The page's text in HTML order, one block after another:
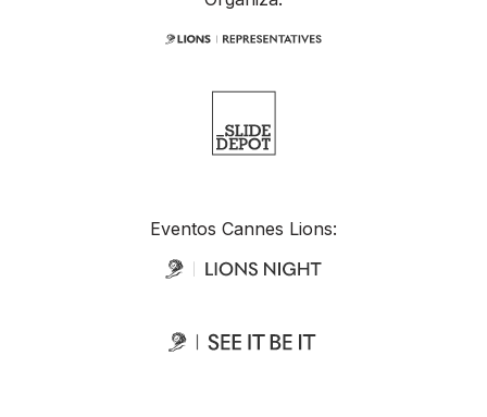
Eventos Cannes Lions: